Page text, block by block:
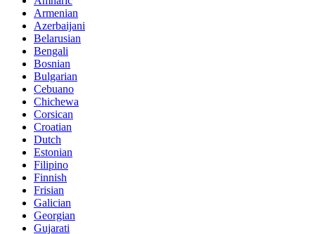
Armenian
Azerbaijani
Belarusian
Bengali
Bosnian
Bulgarian
Cebuano
Chichewa
Corsican
Croatian
Dutch
Estonian
Filipino
Finnish
Frisian
Galician
Georgian
Gujarati